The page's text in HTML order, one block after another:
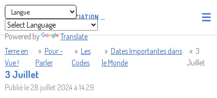
Powered by Translate
Passer
au
contenu
ASSOCIATION PIRATES' UNION OF LIGHT AND LOVE -
Terre en
Vue !
» Pour -
Parler
» Les
Codes
» Dates Importantes dans
le Monde
» 3
Juillet
3 Juillet
Publié le 28 juillet 2024 à 14:29